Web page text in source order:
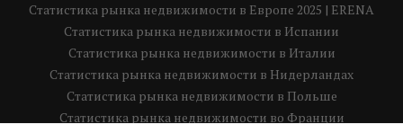
Статистика рынка недвижимости в Европе 2025 | ERENA
Статистика рынка недвижимости в Испании
Статистика рынка недвижимости в Италии
Статистика рынка недвижимости в Нидерландах
Статистика рынка недвижимости в Польше
Статистика рынка недвижимости во Франции